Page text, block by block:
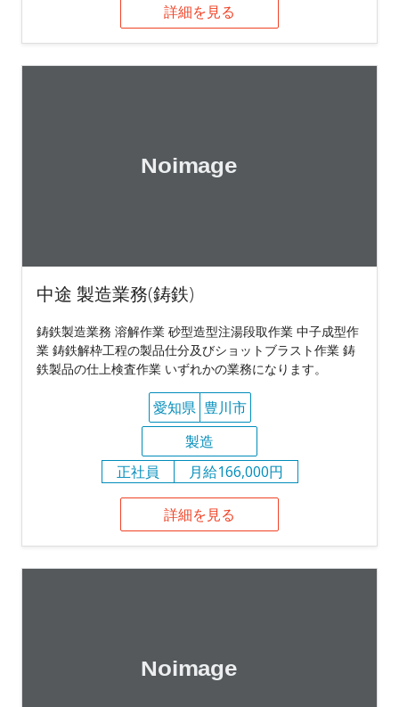
詳細を見る
中途 製造業務(鋳鉄)
鋳鉄製造業務 溶解作業 砂型造型注湯段取作業 中子成型作
業 鋳鉄解枠工程の製品仕分及びショットブラスト作業 鋳
鉄製品の仕上検査作業 いずれかの業務になります。
愛知県 豊川市
製造
正社員
月給166,000円
詳細を見る